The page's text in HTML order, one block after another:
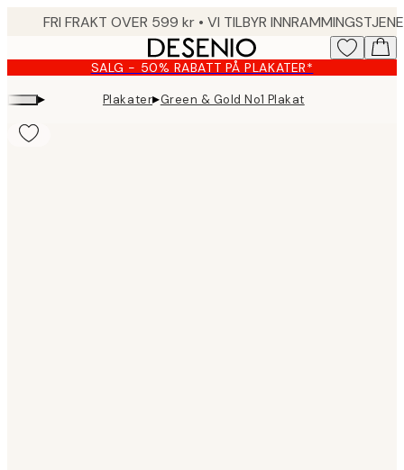
content.
SALG - 50% RABATT PÅ PLAKATER*
▸ Plakater▸Green & Gold No1 Plakat